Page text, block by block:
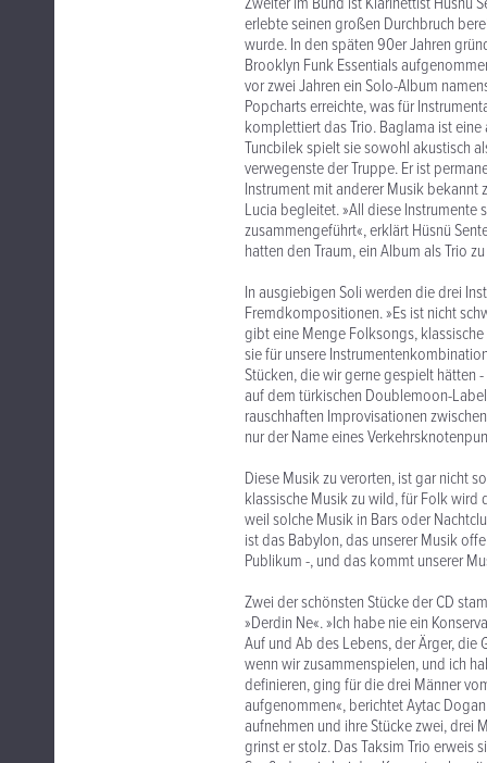
erlebte seinen großen Durchbruch
wurde. In den späten 90er Jahren
Brooklyn Funk Essentials
vor zwei Jahren ein Solo-Album
Popcharts erreichte, was für
komplettiert das Trio. Baglama ist
Tuncbilek spielt sie sowohl akustisch
verwegenste der Truppe. Er ist
Instrument mit anderer Musik bekannt
Lucia begleitet. »All diese Instrumente
zusammengeführt«, erklärt Hüsnü
hatten den Traum, ein Album als Trio
In ausgiebigen Soli werden die drei
Fremdkompositionen. »Es ist nicht
gibt eine Menge Folksongs,
sie für unsere
Stücken, die wir gerne gespielt hätten
auf dem türkischen Doublemoon-
rauschhaften Improvisationen
nur der Name eines
Diese Musik zu verorten, ist gar nicht
klassische Musik zu wild, für Folk wird
weil solche Musik in Bars oder
ist das Babylon, das unserer Musik
Publikum -, und das kommt unserer
Zwei der schönsten Stücke der CD
»Derdin Ne«. »Ich habe nie ein
Auf und Ab des Lebens, der Ärger, die
wenn wir zusammenspielen, und ich
definieren, ging für die drei Männer
aufgenommen«, berichtet Aytac
aufnehmen und ihre Stücke zwei, drei
grinst er stolz. Das Taksim Trio erweis